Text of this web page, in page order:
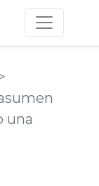
Toggle
una